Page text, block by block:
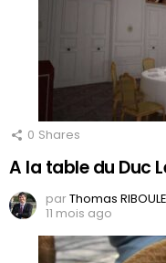
0 Shares
A la table du Duc
parThomas
11 mois ago